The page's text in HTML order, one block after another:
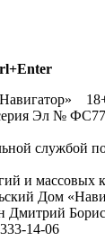
Эл №
службой
и массовых
Дом
Дмитрий
14-06